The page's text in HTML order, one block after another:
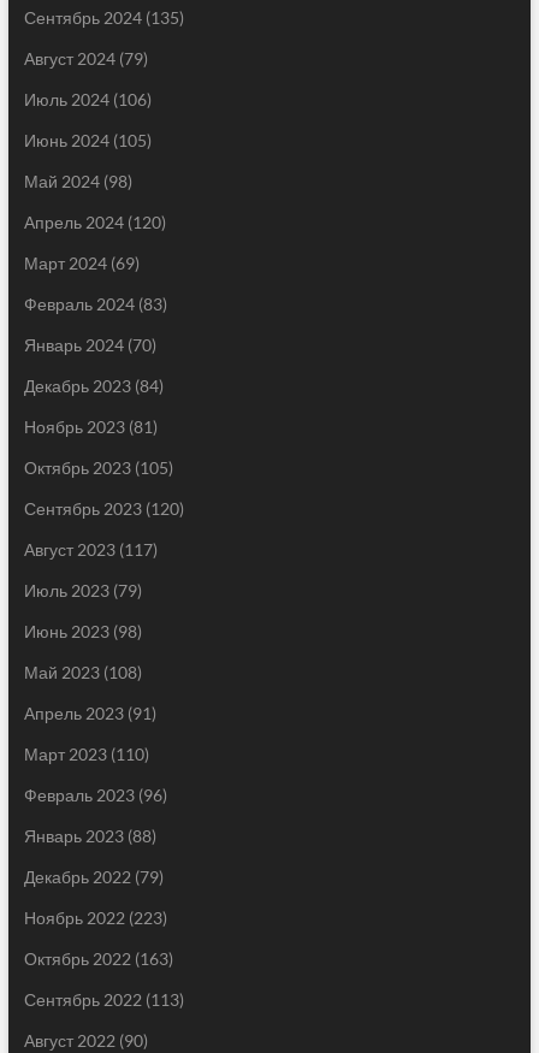
Сентябрь 2024(135)
Август 2024(79)
Июль 2024(106)
Июнь 2024(105)
Май 2024(98)
Апрель 2024(120)
Март 2024(69)
Февраль 2024(83)
Январь 2024(70)
Декабрь 2023(84)
Ноябрь 2023(81)
Октябрь 2023(105)
Сентябрь 2023(120)
Август 2023(117)
Июль 2023(79)
Июнь 2023(98)
Май 2023(108)
Апрель 2023(91)
Март 2023(110)
Февраль 2023(96)
Январь 2023(88)
Декабрь 2022 (79)
Ноябрь 2022 (223)
Октябрь 2022 (163)
Сентябрь 2022 (113)
Август 2022 (90)